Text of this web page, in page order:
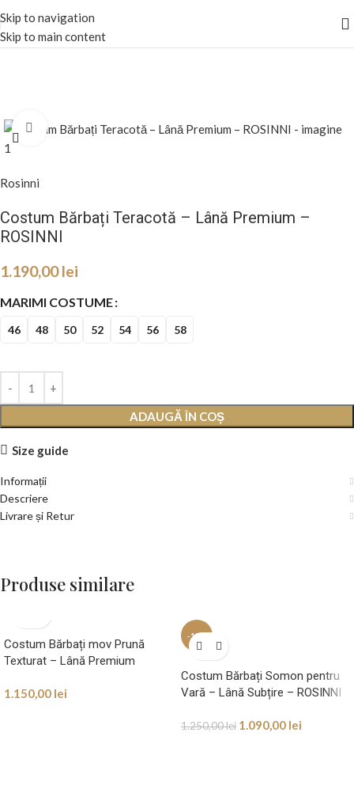
Skip to navigation
Skip to main content
Mareste
Rosinni
Costum Bărbați Teracotă – Lână Premium –
ROSINNI
1.190,00lei
MARIMI COSTUME
46 48 50 52 54 56 58
ADAUGĂ ÎN COȘ
Size guide
Informații
Descriere
Livrare și Retur
Produse similare
Costum Bărbați mov Prună
Texturat – Lână Premium
1.150,00 lei
-13%
Costum Bărbați Somon pentru
Vară – Lână Subțire – ROSINNI
1.250,00lei 1.090,00 lei